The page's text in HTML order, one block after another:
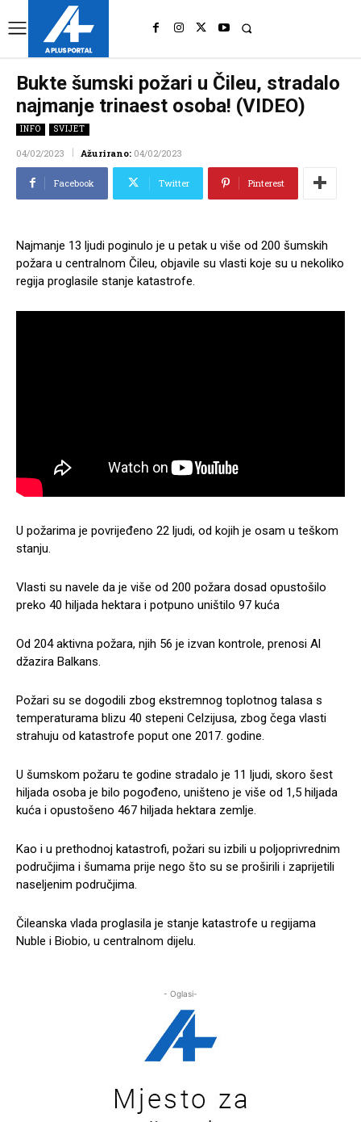
Bukte šumski požari u Čileu, stradalo
najmanje trinaest osoba! (VIDEO)
INFO SVIJET
04/02/2023 Ažurirano: 04/02/2023
Facebook Twitter Pinterest
Najmanje 13 ljudi poginulo je u petak u više od 200 šumskih
požara u centralnom Čileu, objavile su vlasti koje su u nekoliko
regija proglasile stanje katastrofe.
U požarima je povrijeđeno 22 ljudi, od kojih je osam u teškom
stanju.
Vlasti su navele da je više od 200 požara dosad opustošilo
preko 40 hiljada hektara i potpuno uništilo 97 kuća
Od 204 aktivna požara, njih 56 je izvan kontrole, prenosi Al
džazira Balkans.
Požari su se dogodili zbog ekstremnog toplotnog talasa s
temperaturama blizu 40 stepeni Celzijusa, zbog čega vlasti
strahuju od katastrofe poput one 2017. godine.
U šumskom požaru te godine stradalo je 11 ljudi, skoro šest
hiljada osoba je bilo pogođeno, uništeno je više od 1,5 hiljada
kuća i opustošeno 467 hiljada hektara zemlje.
Kao i u prethodnoj katastrofi, požari su izbili u poljoprivrednim
područjima i šumama prije nego što su se proširili i zaprijetili
naseljenim područjima.
Čileanska vlada proglasila je stanje katastrofe u regijama
Nuble i Biobio, u centralnom dijelu.
- Oglasi-